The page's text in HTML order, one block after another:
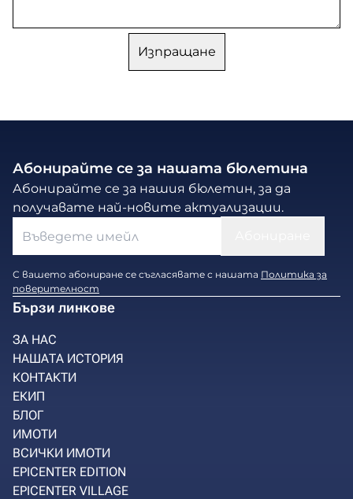
Абонирайте се за нашата бюлетина
Абонирайте се за нашия бюлетин, за да
получавате най-новите актуализации.
С вашето абониране се съгласявате с нашата Политика за
поверителност
Бързи линкове
ЗА НАС
НАШАТА ИСТОРИЯ
КОНТАКТИ
ЕКИП
БЛОГ
ИМОТИ
ВСИЧКИ ИМОТИ
EPICENTER EDITION
EPICENTER VILLAGE